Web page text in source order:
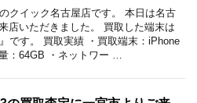
クイック名古屋店です。 本日は名古
店いただきました。 買取した端末は
』です。 買取実績 ・買取端末：iPhone
：64GB ・ネットワー …